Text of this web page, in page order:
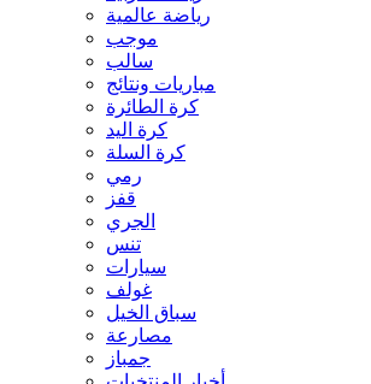
رياضة عالمية
موجب
سالب
مباريات ونتائج
كرة الطائرة
كرة اليد
كرة السلة
رمي
قفز
الجري
تنس
سيارات
غولف
سباق الخيل
مصارعة
جمباز